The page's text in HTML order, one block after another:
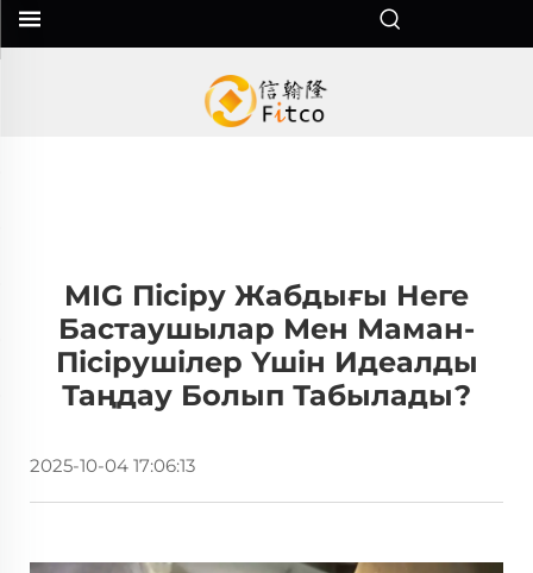
MIG Пісіру Жабдығы Неге
Бастаушылар Мен Маман-
Пісірушілер Үшін Идеалды
Таңдау Болып Табылады?
2025-10-04 17:06:13